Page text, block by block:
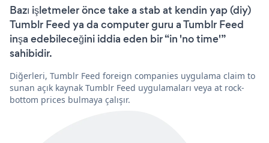
Bazı işletmeler önce take a stab at kendin yap (diy)
Tumblr Feed ya da computer guru a Tumblr Feed
inşa edebileceğini iddia eden bir “in 'no time'”
sahibidir.
Diğerleri, Tumblr Feed foreign companies uygulama claim to
sunan açık kaynak Tumblr Feed uygulamaları veya at rock-
bottom prices bulmaya çalışır.